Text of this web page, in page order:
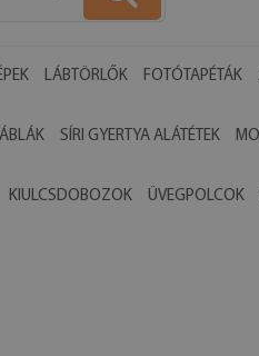
LÁBTÖRLŐK FOTÓTAPÉTÁK
SÍRI GYERTYA ALÁTÉTEK
KIULCSDOBOZOK ÜVEGPOLCOK